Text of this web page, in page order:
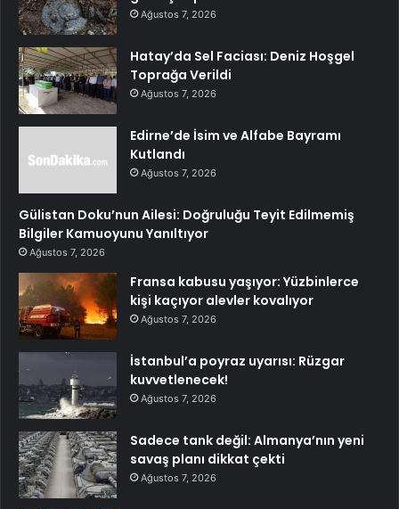
Ağustos 7, 2026
Hatay’da Sel Faciası: Deniz Hoşgel
Toprağa Verildi
Ağustos 7, 2026
Edirne’de İsim ve Alfabe Bayramı
Kutlandı
Ağustos 7, 2026
Gülistan Doku’nun Ailesi: Doğruluğu Teyit Edilmemiş
Bilgiler Kamuoyunu Yanıltıyor
Ağustos 7, 2026
Fransa kabusu yaşıyor: Yüzbinlerce
kişi kaçıyor alevler kovalıyor
Ağustos 7, 2026
İstanbul’a poyraz uyarısı: Rüzgar
kuvvetlenecek!
Ağustos 7, 2026
Sadece tank değil: Almanya’nın yeni
savaş planı dikkat çekti
Ağustos 7, 2026